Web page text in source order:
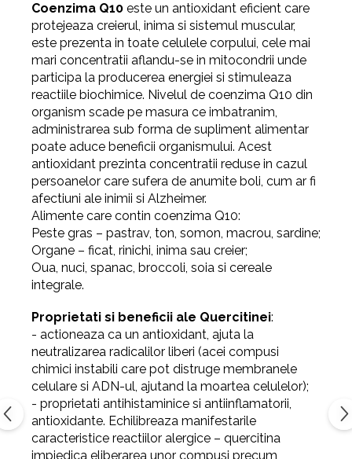
Coenzima Q10 este un antioxidant eficient care
protejeaza creierul, inima si sistemul muscular,
este prezenta in toate celulele corpului, cele mai
mari concentratii aflandu-se in mitocondrii unde
participa la producerea energiei si stimuleaza
reactiile biochimice. Nivelul de coenzima Q10 din
organism scade pe masura ce imbatranim,
administrarea sub forma de supliment alimentar
poate aduce beneficii organismului. Acest
antioxidant prezinta concentratii reduse in cazul
persoanelor care sufera de anumite boli, cum ar fi
afectiuni ale inimii si Alzheimer.
Alimente care contin coenzima Q10:
Peste gras – pastrav, ton, somon, macrou, sardine;
Organe – ficat, rinichi, inima sau creier;
Oua, nuci, spanac, broccoli, soia si cereale
integrale.
Proprietati si beneficii ale Quercitinei:
- actioneaza ca un antioxidant, ajuta la
neutralizarea radicalilor liberi (acei compusi
chimici instabili care pot distruge membranele
celulare si ADN-ul, ajutand la moartea celulelor);
- proprietati antihistaminice si antiinflamatorii,
antioxidante. Echilibreaza manifestarile
caracteristice reactiilor alergice – quercitina
impiedica eliberarea unor compusi precum